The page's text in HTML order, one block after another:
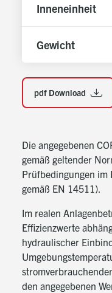
Steuerung von
Erweiterbar für
Zweiter
Programmierbar
Unterstützung
Schnittstellen für
Poolheizung.
Ansteuerung von
Für zusätzliche
Wärmeleistung
Inneneinheit
Gewicht
pdf Download
Die angegebenen
gemäß geltender
Prüfbedingungen im
gemäß EN 14511).
Im realen
Effizienzwerte
hydraulischer
den angegebenen